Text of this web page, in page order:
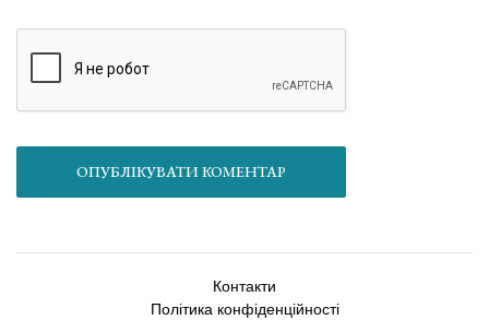
ОПУБЛІКУВАТИ КОМЕНТАР
Контакти
Політика конфіденційності